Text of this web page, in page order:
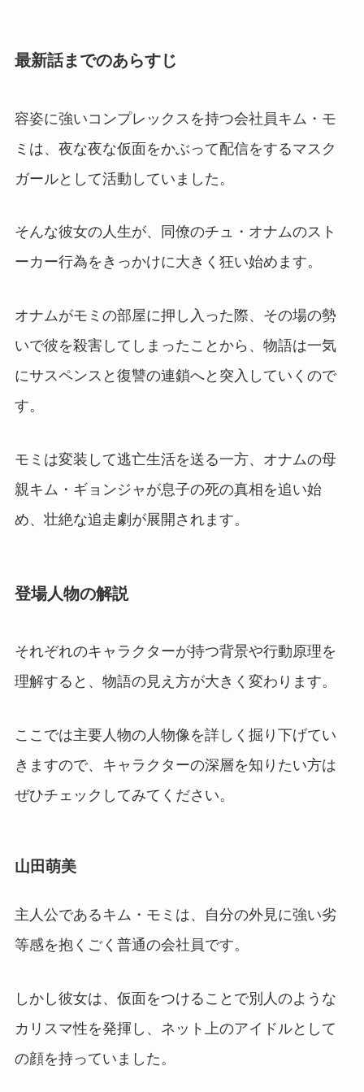
最新話までのあらすじ
容姿に強いコンプレックスを持つ会社員キム・モ
ミは、夜な夜な仮面をかぶって配信をするマスク
ガールとして活動していました。
そんな彼女の人生が、同僚のチュ・オナムのスト
ーカー行為をきっかけに大きく狂い始めます。
オナムがモミの部屋に押し入った際、その場の勢
いで彼を殺害してしまったことから、物語は一気
にサスペンスと復讐の連鎖へと突入していくので
す。
モミは変装して逃亡生活を送る一方、オナムの母
親キム・ギョンジャが息子の死の真相を追い始
め、壮絶な追走劇が展開されます。
登場人物の解説
それぞれのキャラクターが持つ背景や行動原理を
理解すると、物語の見え方が大きく変わります。
ここでは主要人物の人物像を詳しく掘り下げてい
きますので、キャラクターの深層を知りたい方は
ぜひチェックしてみてください。
山田萌美
主人公であるキム・モミは、自分の外見に強い劣
等感を抱くごく普通の会社員です。
しかし彼女は、仮面をつけることで別人のような
カリスマ性を発揮し、ネット上のアイドルとして
の顔を持っていました。